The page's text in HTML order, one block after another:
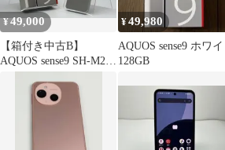
¥49,000
【箱付き中古B】
AQUOS sense9 SH-M29
リー 白ロム
¥49,980
AQUOS sense9 ホワイ
128GB